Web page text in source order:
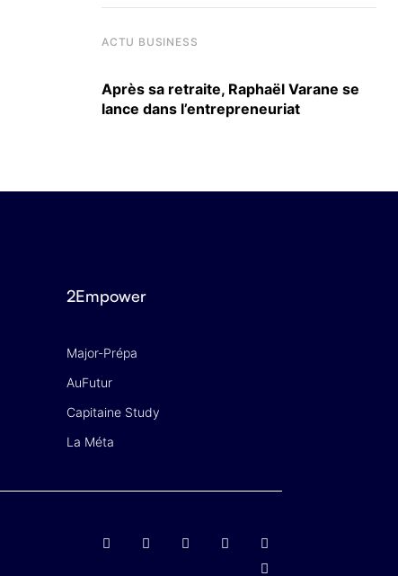
ACTU BUSINESS
Après sa retraite, Raphaël Varane se
lance dans l’entrepreneuriat
2Empower
Major-Prépa
AuFutur
Capitaine Study
La Méta